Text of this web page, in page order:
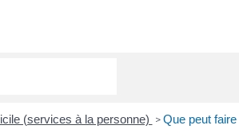
(services à la personne) > Que peut